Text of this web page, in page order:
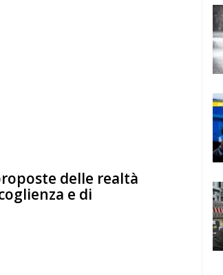
delle realtà
e di